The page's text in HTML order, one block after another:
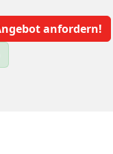
anfordern!